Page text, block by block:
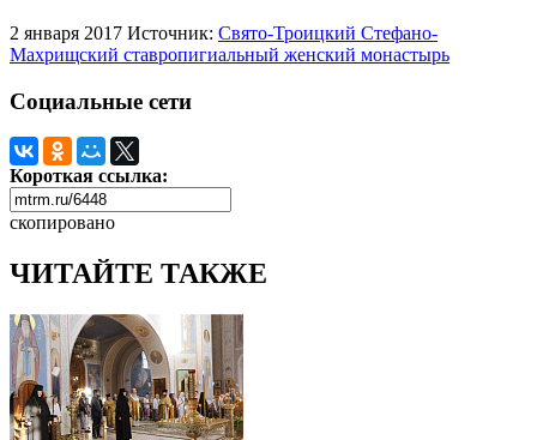
2 января 2017 Источник: Свято-Троицкий Стефано-
Махрищский ставропигиальный женский монастырь
Социальные сети
Короткая ссылка:
скопировано
ЧИТАЙТЕ ТАКЖЕ